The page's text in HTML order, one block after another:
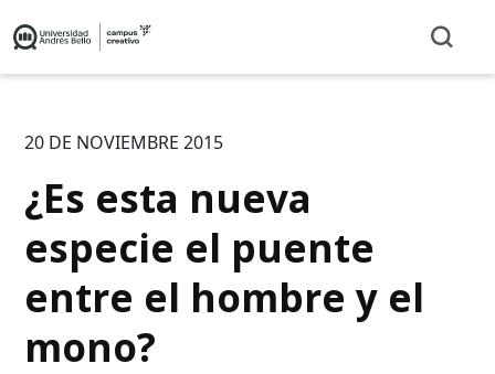
20 DE NOVIEMBRE 2015
¿Es esta nueva
especie el puente
entre el hombre y el
mono?